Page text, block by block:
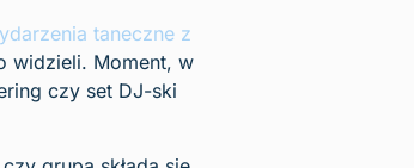
taneczne z
widzieli. Moment, w
czy set DJ-ski